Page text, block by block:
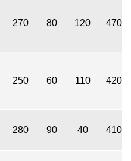
270 80 120 470
250 60 110 420
280 90 40 410